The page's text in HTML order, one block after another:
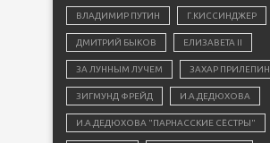
ВЛАДИМИР ПУТИН Г.КИССИНДЖЕР
ДМИТРИЙ БЫКОВ ЕЛИЗАВЕТА II
ЗА ЛУННЫМ ЛУЧЕМ ЗАХАР ПРИЛЕПИН
ЗИГМУНД ФРЕЙД И.А.ДЕДЮХОВА
И.А.ДЕДЮХОВА "ПАРНАССКИЕ СЁСТРЫ"